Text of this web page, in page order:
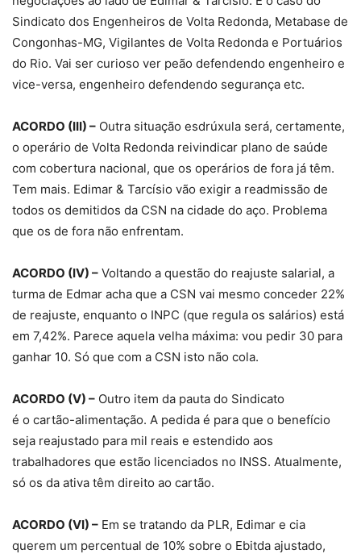
Sindicato dos Engenheiros de Volta Redonda, Metabase de
Congonhas-MG, Vigilantes de Volta Redonda e Portuários
do Rio. Vai ser curioso ver peão defendendo engenheiro e
vice-versa, engenheiro defendendo segurança etc.
ACORDO (III) – Outra situação esdrúxula será, certamente,
o operário de Volta Redonda reivindicar plano de saúde
com cobertura nacional, que os operários de fora já têm.
Tem mais. Edimar & Tarcísio vão exigir a readmissão de
todos os demitidos da CSN na cidade do aço. Problema
que os de fora não enfrentam.
ACORDO (IV) – Voltando a questão do reajuste salarial, a
turma de Edmar acha que a CSN vai mesmo conceder 22%
de reajuste, enquanto o INPC (que regula os salários) está
em 7,42%. Parece aquela velha máxima: vou pedir 30 para
ganhar 10. Só que com a CSN isto não cola.
ACORDO (V) – Outro item da pauta do Sindicato
é o cartão-alimentação. A pedida é para que o benefício
seja reajustado para mil reais e estendido aos
trabalhadores que estão licenciados no INSS. Atualmente,
só os da ativa têm direito ao cartão.
ACORDO (VI) – Em se tratando da PLR, Edimar e cia
querem um percentual de 10% sobre o Ebitda ajustado,